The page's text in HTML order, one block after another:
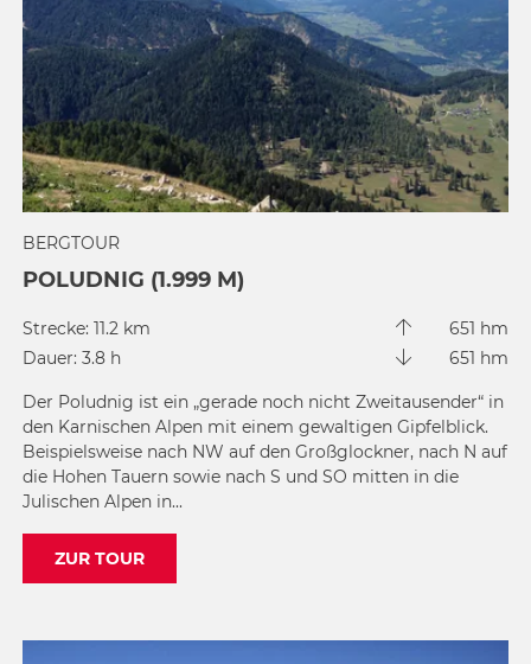
BERGTOUR
POLUDNIG (1.999 M)
Strecke: 11.2 km
651 hm
Dauer: 3.8 h
651 hm
Der Poludnig ist ein „gerade noch nicht Zweitausender“ in
den Karnischen Alpen mit einem gewaltigen Gipfelblick.
Beispielsweise nach NW auf den Großglockner, nach N auf
die Hohen Tauern sowie nach S und SO mitten in die
Julischen Alpen in...
ZUR TOUR